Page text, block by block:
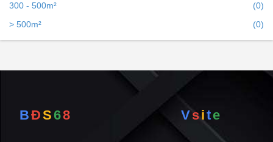
300 - 500m²
(0)
> 500m²
(0)
BĐS68 Vsite